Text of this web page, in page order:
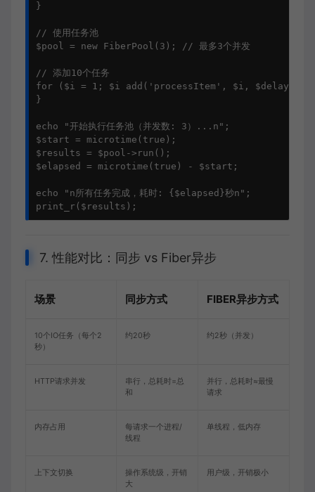
}
// 使用任务池
$pool = new FiberPool(3); // 最多3个并发
// 添加10个任务
for ($i = 1; $i add('processItem', $i, $delay);
}
echo "开始执行任务池（并发数: 3）...n";
$start = microtime(true);
$results = $pool->run();
$elapsed = microtime(true) - $start;
echo "n所有任务完成，耗时: {$elapsed}秒n";
7. 性能对比：同步 vs Fiber异步
场景 同步方式 FIBER异步方式
10个IO任务（每个2
秒）
约20秒 约2秒（并发）
HTTP请求并发
串行，总耗时=总
和
并行，总耗时≈最慢
请求
内存占用
每请求一个进程/
线程
单线程，低内存
上下文切换
操作系统级，开销
大
用户级，开销极小